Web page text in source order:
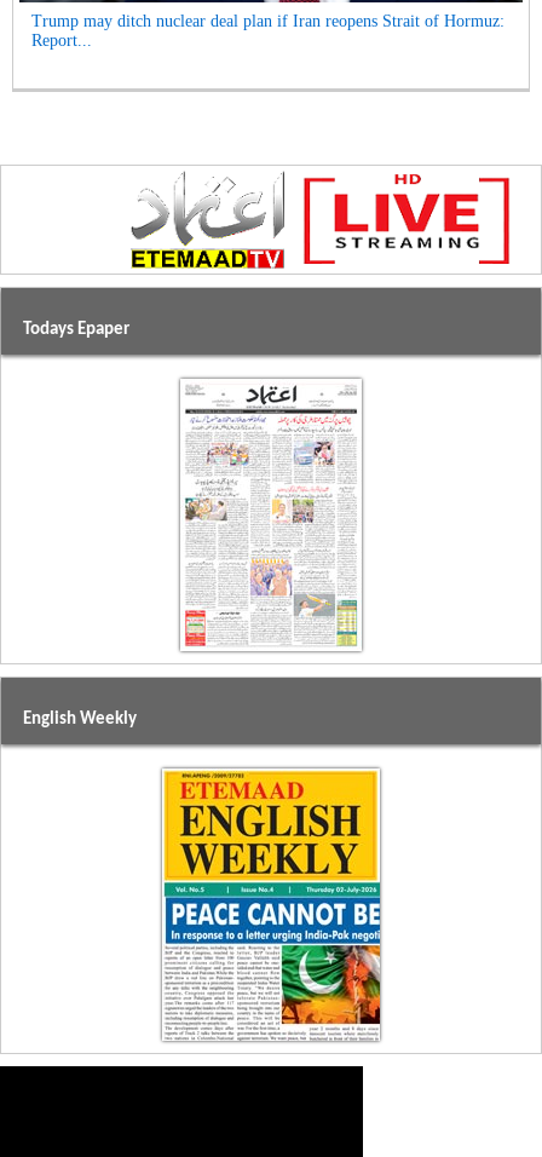
Trump may ditch nuclear deal plan if Iran reopens Strait of Hormuz:
Report...
Todays Epaper
English Weekly